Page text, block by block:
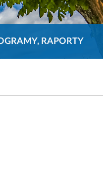
RAPORTY